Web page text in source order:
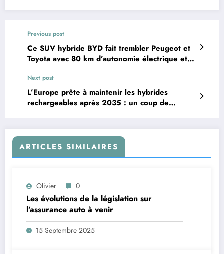
Previous post
Ce SUV hybride BYD fait trembler Peugeot et
Toyota avec 80 km d’autonomie électrique et
Next post
L’Europe prête à maintenir les hybrides
rechargeables après 2035 : un coup de
ARTICLES SIMILAIRES
Olivier 0
Les évolutions de la législation sur
l’assurance auto à venir
15 Septembre 2025